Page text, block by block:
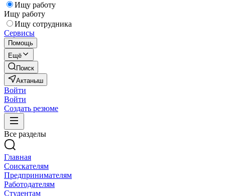
Ищу работу
Ищу работу
Ищу сотрудника
Сервисы
Помощь
Ещё
Поиск
Актаныш
Войти
Войти
Создать резюме
Все разделы
Главная
Соискателям
Предпринимателям
Работодателям
Студентам